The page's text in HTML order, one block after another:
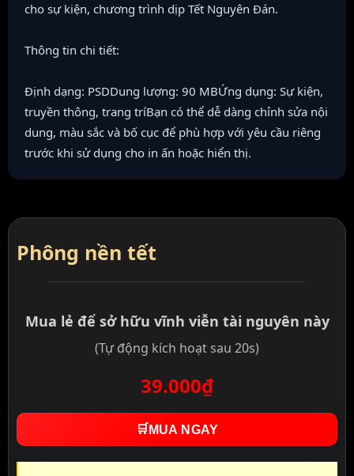
cho sự kiện, chương trình dịp Tết Nguyên Đán.
Thông tin chi tiết:
Định dạng: PSDDung lượng: 90 MBỨng dụng: Sự kiện,
truyền thông, trang tríBạn có thể dễ dàng chỉnh sửa nội
dung, màu sắc và bố cục để phù hợp với yêu cầu riêng
trước khi sử dụng cho in ấn hoặc hiển thị.
Phông nền tết
Mua lẻ để sở hữu vĩnh viễn tài nguyên này
(Tự động kích hoạt sau 20s)
39.000₫
🛒 MUA NGAY